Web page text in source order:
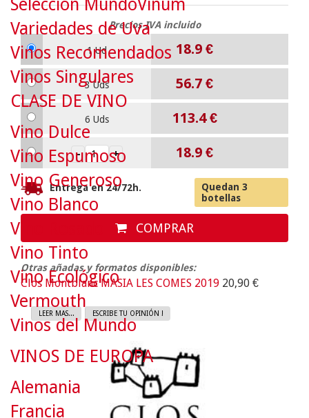
Precios IVA incluido
1 Ud 18.9 €
3 Uds 56.7 €
6 Uds 113.4€
18.9 €
Entrega en 24/72h.
Quedan 3
botellas
COMPRAR
Otras añadas y formatos disponibles:
Clos Montblanc MASIA LES COMES 2019 20,90 €
LEER MAS... ESCRIBE TU OPINIÓN !
Selección MundoVinum
Variedades de Uva
Vinos Recomendados
Vinos Singulares
CLASE DE VINO
Vino Dulce
Vino Espumoso
Vino Generoso
Vino Blanco
Vino Rosado
Vino Tinto
Vino Ecológico
Vermouth
Vinos del Mundo
VINOS DE EUROPA
Alemania
Francia